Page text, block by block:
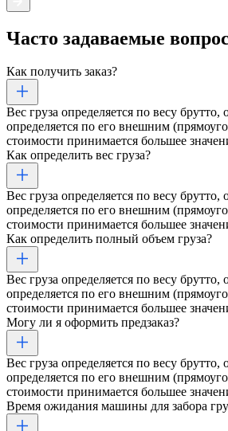
Часто задаваемые
Как получить заказ?
Вес груза определяется по весу брутто,
определяется по его внешним
стоимости принимается большее
Как определить вес груза?
Вес груза определяется по весу брутто,
определяется по его внешним
стоимости принимается большее
Как определить полный объем груза?
Вес груза определяется по весу брутто,
определяется по его внешним
стоимости принимается большее
Могу ли я оформить предзаказ?
Вес груза определяется по весу брутто,
определяется по его внешним
стоимости принимается большее
Время ожидания машины для забора